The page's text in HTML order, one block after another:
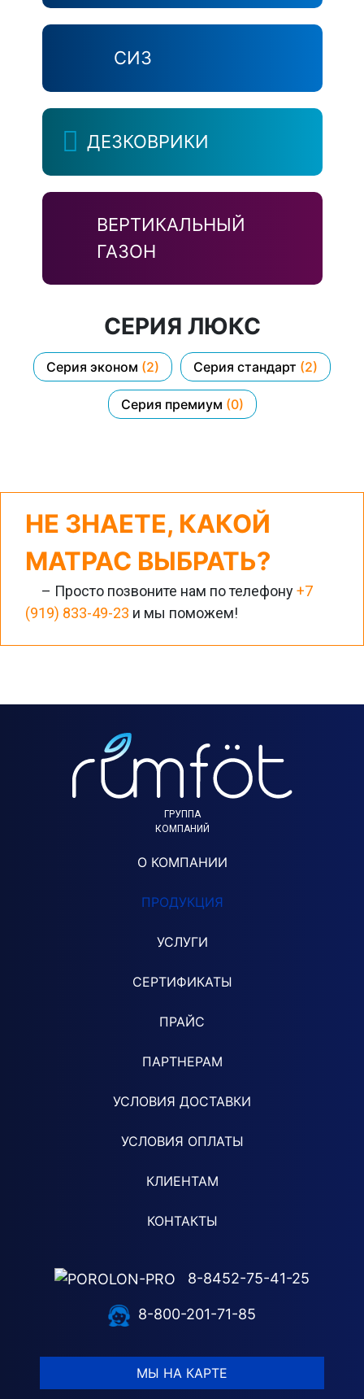
СИЗ
ДЕЗКОВРИКИ
ВЕРТИКАЛЬНЫЙ
ГАЗОН
СЕРИЯ ЛЮКС
Серия эконом (2) Серия стандарт (2)
Серия премиум (0)
НЕ ЗНАЕТЕ, КАКОЙ
МАТРАС ВЫБРАТЬ?
– Просто позвоните нам по телефону+7
(919) 833-49-23 и мы поможем!
ГРУППА
КОМПАНИЙ
О КОМПАНИИ
ПРОДУКЦИЯ
УСЛУГИ
СЕРТИФИКАТЫ
ПРАЙС
ПАРТНЕРАМ
УСЛОВИЯ ДОСТАВКИ
УСЛОВИЯ ОПЛАТЫ
КЛИЕНТАМ
КОНТАКТЫ
8-8452-75-41-25
8-800-201-71-85
МЫ НА КАРТЕ